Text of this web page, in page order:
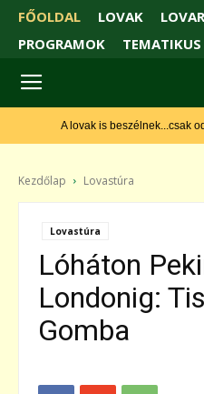
FŐOLDAL LOVAK
PROGRAMOK
TEMATIKUS
A lovak is beszélnek...csak
Kezdőlap Lovastúra
Lovastúra
Lóháton
Londonig:
Gomba